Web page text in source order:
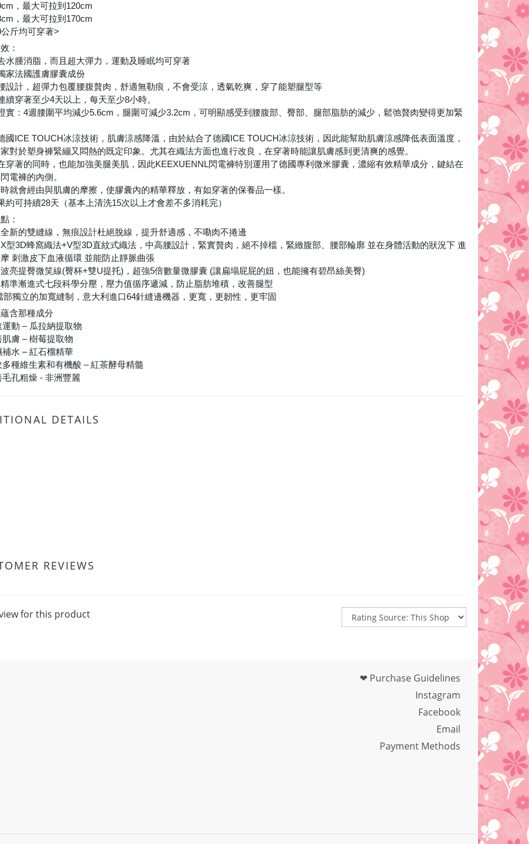
，最大可拉到120cm
，最大可拉到170cm
斤均可穿著>
：
水腫消脂，而且超大彈力，運動及睡眠均可穿著
家法國護膚膠囊成份
設計，超彈力包覆腰腹贅肉，舒適無勒痕，不會受涼，透氣乾爽，穿了能塑腿型等
續穿著至少4天以上，每天至少8小時。
實：4週腰圍平均減少5.6cm，腿圍可減少3.2cm，可明顯感受到腰腹部、臀部、腿部脂肪的減少，鬆弛贅肉變得更加緊
國ICE TOUCH冰涼技術，肌膚涼感降溫，由於結合了德國ICE TOUCH冰涼技術，因此能幫助肌膚涼感降低表面溫度，
對於塑身褲緊繃又悶熱的既定印象。尤其在織法方面也進行改良，在穿著時能讓肌膚感到更清爽的感覺。
穿著的同時，也能加強美腿美肌，因此KEEXUENNL閃電褲特別運用了德國專利微米膠囊，濃縮有效精華成分，鍵結在
電褲的內側。
就會經由與肌膚的摩擦，使膠囊內的精華釋放，有如穿著的保養品一樣。
約可持續28天（基本上清洗15次以上才會差不多消耗完）
：
新的雙縫線，無痕設計杜絕脫線，提升舒適感，不嘞肉不捲邊
型3D蜂窩織法+V型3D直紋式織法，中高腰設計，緊實贅肉，絕不掉檔，緊緻腹部、腰部輪廓 並在身體活動的狀況下 進
刺激皮下血液循環 並能防止靜脈曲張
亮提臀微笑線(臀杯+雙U提托)，超強5倍數量微膠囊 (讓扁塌屁屁的妞，也能擁有碧昂絲美臀)
準漸進式七段科學分壓，壓力值循序遞減，防止脂肪堆積，改善腿型
部獨立的加寬縫制，意大利進口64針縫邊機器，更寬，更韌性，更牢固
含那種成分
運動 – 瓜拉納提取物
肌膚 – 樹莓提取物
補水 – 紅石榴精華
多種維生素和有機酸 – 紅茶酵母精髓
毛孔粗燥 - 非洲豐麗
DETAILS
REVIEWS
for this product
❤ Purchase Guidelines
Instagram
Facebook
Email
Payment Methods